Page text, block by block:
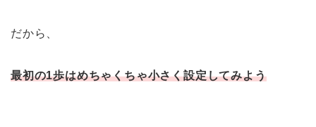
だから、
最初の1歩はめちゃくちゃ小さく設定してみよう